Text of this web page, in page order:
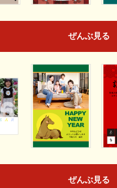
ぜんぶ見る
ぜんぶ見る